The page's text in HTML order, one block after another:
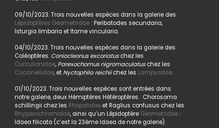
09/10/2023. Trois nouvelles espèces dans la galerie des
Lépidoptères Geometridae: Peribatodes secundaria,
Isturgia limbaria et Itame vincularia.
04/10/2023. Trois nouvelles espèces dans la galerie des
Coléoptères. Coniocleonus excoriatuschez les
Curculionidae, Parexochomus nigromaculatuschez les
Coccinellidae, et Nyctophila reichiichez les Lampyridae.
01/10/2023. Trois nouvelles espèces sont entrées dans
notre galerie, deux Hémiptères Hétéroptères : Chorosoma
schillingii chez les Rhopalidaeet Raglius confusus chez les
Rhyparochromidae, ainsi qu’un Lépidoptère Geometridae:
Idaea filicata (c’est la 23ème Idaea de notre galerie).